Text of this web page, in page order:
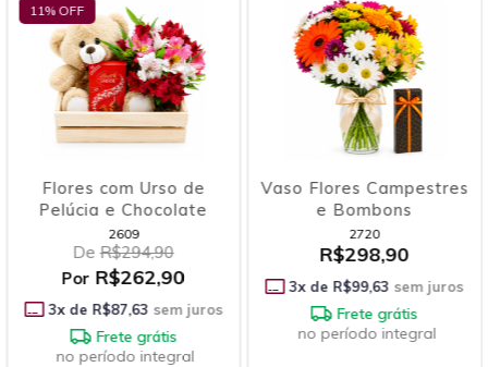
11% OFF
Flores com Urso de
Pelúcia e Chocolate
2609
De R$294,90
Por R$262,90
3x de R$87,63 sem juros
Frete grátis
no período integral
Vaso Flores Campestres
e Bombons
2720
R$298,90
3x de R$99,63 sem juros
Frete grátis
no período integral